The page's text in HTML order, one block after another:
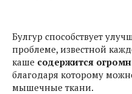
Булгур способствует
проблеме, известной
каше содержится
благодаря которому
мышечные ткани.